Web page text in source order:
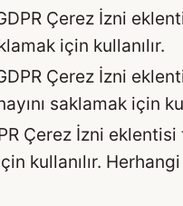
Çerez İzni
için kullanılır.
Çerez İzni
saklamak için
Çerez İzni
kullanılır.